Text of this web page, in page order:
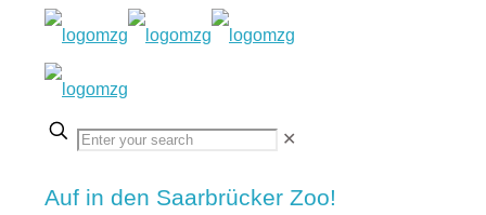
✕
Auf in den Saarbrücker Zoo!